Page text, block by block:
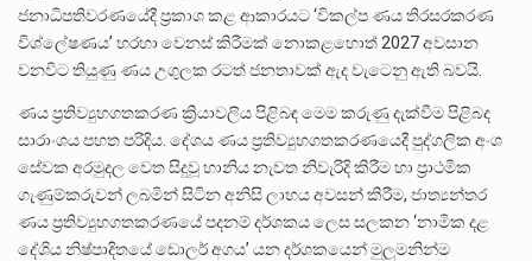
ජනාධිපතිවරණයේදී ප්‍රකාශ කළ ආකාරයට ‘විකල්ප ණය තිරසරකරණ
විශ්ලේෂණය’ හරහා වෙනස් කිරීමක් නොකළහොත් 2027 අවසාන
වනවිට තියුණු ණය උගුලක රටත් ජනතාවක් ඇද වැටෙනු ඇති බවයි.
ණය ප්‍රතිව්‍යුහගතකරණ ක්‍රියාවලිය පිළිබඳ මෙම කරුණු දැක්වීම පිළිබද
සාරාංශය පහත පරිදිය. දේශය ණය ප්‍රතිව්‍යුහගතකරණයෙදී පුද්ගලික අංශ
සේවක අරමුදල වෙත සිදුවූ හානිය නැවත නිවැරිදි කිරීම හා ප්‍රාථමික
ගැණුම්කරුවන් ලබමින් සිටින අනිසි ලාභය අවසන් කිරීම, ජාත්‍යන්තර
ණය ප්‍රතිව්‍යුහගතකරණයේ පදනම් දර්ශකය ලෙස සලකන ‘නාමික දළ
දේශිය නිෂ්පාදිතයේ ඩොලර් අගය’ යන දර්ශකයෙන් මුලුමනින්ම